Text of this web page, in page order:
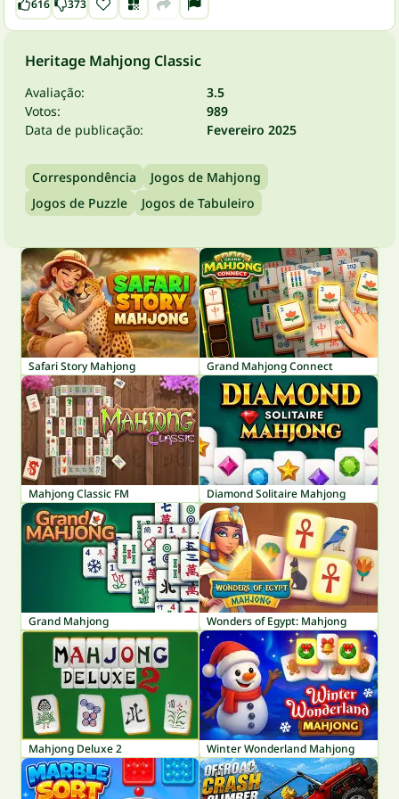
616 373
Heritage Mahjong Classic
Avaliação:
3.5
Votos:
989
Data de publicação:
Fevereiro 2025
Correspondência
Jogos de Mahjong
Jogos de Puzzle
Jogos de Tabuleiro
Safari Story Mahjong Grand Mahjong Connect
Mahjong Classic FM Diamond Solitaire Mahjong
Grand Mahjong Wonders of Egypt: Mahjong
Mahjong Deluxe 2 Winter Wonderland Mahjong